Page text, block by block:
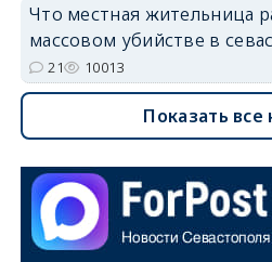
Что местная жительница
массовом убийстве в
21 10013
Показать все